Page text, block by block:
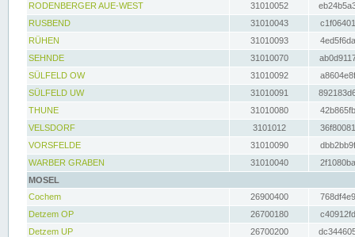
RODENBERGER AUE-WEST
31010052
RUSBEND
31010043
RÜHEN
31010093
SEHNDE
31010070
SÜLFELD OW
31010092
SÜLFELD UW
31010091
THUNE
31010080
VELSDORF
3101012
VORSFELDE
31010090
WARBER GRABEN
31010040
MOSEL
Cochem
26900400
Detzem OP
26700180
Detzem UP
26700200